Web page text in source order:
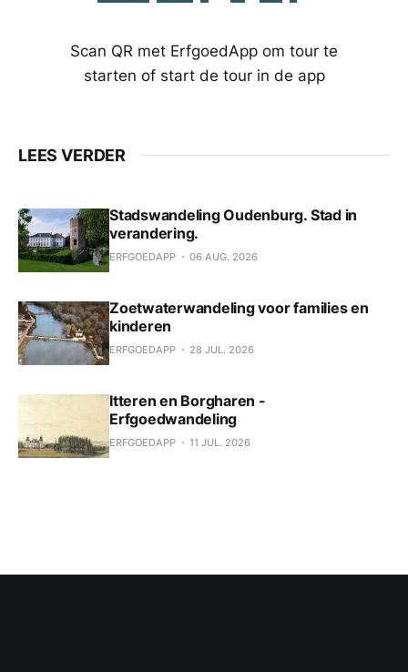
Scan QR met ErfgoedApp om tour te
starten of start de tour in de app
LEES VERDER
Stadswandeling Oudenburg. Stad in
verandering.
ERFGOEDAPP 06 AUG. 2026
Zoetwaterwandeling voor families en
kinderen
ERFGOEDAPP 28 JUL. 2026
Itteren en Borgharen -
Erfgoedwandeling
ERFGOEDAPP 11 JUL. 2026